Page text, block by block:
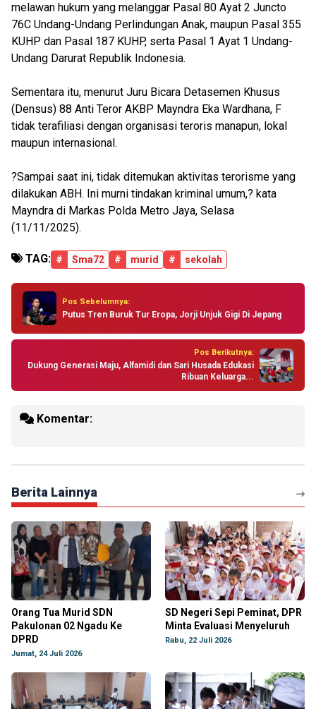
melawan hukum yang melanggar Pasal 80 Ayat 2 Juncto
76C Undang-Undang Perlindungan Anak, maupun Pasal 355
KUHP dan Pasal 187 KUHP, serta Pasal 1 Ayat 1 Undang-
Undang Darurat Republik Indonesia.
Sementara itu, menurut Juru Bicara Detasemen Khusus
(Densus) 88 Anti Teror AKBP Mayndra Eka Wardhana, F
tidak terafiliasi dengan organisasi teroris manapun, lokal
maupun internasional.
?Sampai saat ini, tidak ditemukan aktivitas terorisme yang
dilakukan ABH. Ini murni tindakan kriminal umum,? kata
Mayndra di Markas Polda Metro Jaya, Selasa
(11/11/2025).
TAG: # Sma72 # murid # sekolah
Pos Sebelumnya:
Putus Tren Buruk Tur Eropa, Jorji Unjuk Gigi Di Jepang
Pos Berikutnya:
Dukung Generasi Maju, Alfamidi dan Sari Husada Edukasi
Ribuan Keluarga...
Komentar:
Berita Lainnya
Orang Tua Murid SDN
Pakulonan 02 Ngadu Ke
DPRD
Jumat, 24 Juli 2026
SD Negeri Sepi Peminat, DPR
Minta Evaluasi Menyeluruh
Rabu, 22 Juli 2026